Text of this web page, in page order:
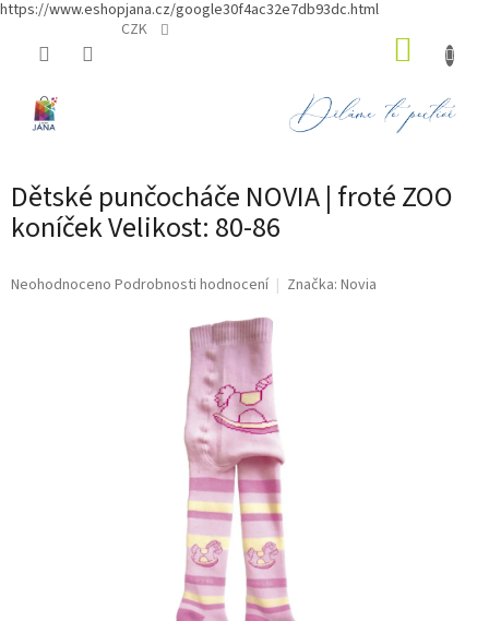
https://www.eshopjana.cz/google30f4ac32e7db93dc.html
CZK
Dětské punčocháče NOVIA | froté ZOO
koníček Velikost: 80-86
Průměrné
Neohodnoceno Podrobnosti hodnocení Značka: Novia